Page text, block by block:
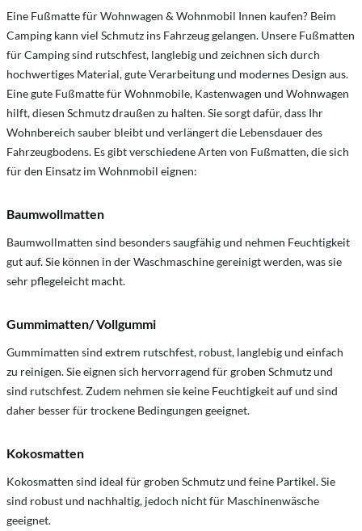
Eine Fußmatte für Wohnwagen & Wohnmobil Innen kaufen? Beim
Camping kann viel Schmutz ins Fahrzeug gelangen. Unsere Fußmatten
für Camping sind rutschfest, langlebig und zeichnen sich durch
hochwertiges Material, gute Verarbeitung und modernes Design aus.
Eine gute Fußmatte für Wohnmobile, Kastenwagen und Wohnwagen
hilft, diesen Schmutz draußen zu halten. Sie sorgt dafür, dass Ihr
Wohnbereich sauber bleibt und verlängert die Lebensdauer des
Fahrzeugbodens. Es gibt verschiedene Arten von Fußmatten, die sich
für den Einsatz im Wohnmobil eignen:
Baumwollmatten
Baumwollmatten sind besonders saugfähig und nehmen Feuchtigkeit
gut auf. Sie können in der Waschmaschine gereinigt werden, was sie
sehr pflegeleicht macht.
Gummimatten/ Vollgummi
Gummimatten sind extrem rutschfest, robust, langlebig und einfach
zu reinigen. Sie eignen sich hervorragend für groben Schmutz und
sind rutschfest. Zudem nehmen sie keine Feuchtigkeit auf und sind
daher besser für trockene Bedingungen geeignet.
Kokosmatten
Kokosmatten sind ideal für groben Schmutz und feine Partikel. Sie
sind robust und nachhaltig, jedoch nicht für Maschinenwäsche
geeignet.